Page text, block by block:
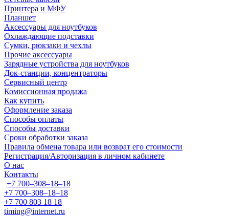
Принтера и МФУ
Планшет
Аксессуары для ноутбуков
Охлаждающие подставки
Сумки, рюкзаки и чехлы
Прочие аксессуары
Зарядные устройства для ноутбуков
Док-станции, концентраторы
Сервисный центр
Комиссионная продажа
Как купить
Оформление заказа
Способы оплаты
Способы доставки
Сроки обработки заказа
Правила обмена товара или возврат его стоимости
Регистрация/Авторизация в личном кабинете
О нас
Контакты
+7 700‒308‒18‒18
+7 700‒308‒18‒18
+7 700 803 18 18
timing@internet.ru